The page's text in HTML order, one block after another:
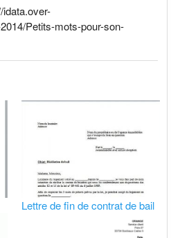
Petits-mots-pour-son-
Lettre de fin de contrat de bail